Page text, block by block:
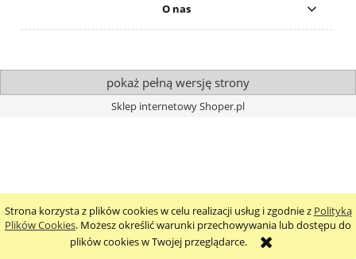
Strona korzysta z plików cookies w celu realizacji usług i zgodnie z Polityką
Plików Cookies. Możesz określić warunki przechowywania lub dostępu do
plików cookies w Twojej przeglądarce.
O nas
pokaż pełną wersję strony
Sklep internetowy Shoper.pl